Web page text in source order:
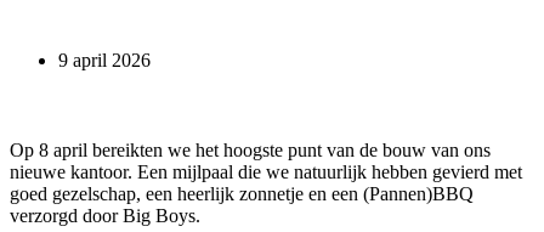
9 april 2026
Op 8 april bereikten we het hoogste punt van de bouw van ons
nieuwe kantoor. Een mijlpaal die we natuurlijk hebben gevierd met
goed gezelschap, een heerlijk zonnetje en een (Pannen)BBQ
verzorgd door Big Boys.